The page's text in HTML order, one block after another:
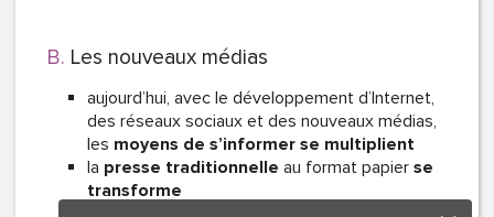
Les nouveaux médias
aujourd’hui, avec le développement d’Internet,
des réseaux sociaux et des nouveaux médias,
les moyens de s’informer se multiplient
la presse traditionnelle au format papier se
transforme